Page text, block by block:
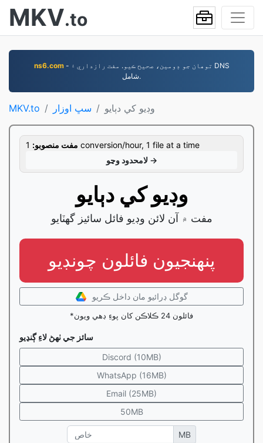
MKV.to
ns6.com- توھان جو ڊومين، صحيح ڪيو. مفت رازداري ۽ DNS
شامل.
MKV.to سڀ اوزار وڊيو کي دٻايو
مفت منصوبو: 1 conversion/hour, 1 file at a time
لامحدود وڃو →
وڊيو کي دٻايو
مفت ۾ آن لائن وڊيو فائل سائيز گھٽايو
پنھنجيون فائلون چونڊيو
گوگل ڊرائيو مان داخل ڪريو
*فائلون 24 ڪلاڪن کان پوءِ ڊهي ويون
سائز جي ٺھڻ لاءِ ڳنڍيو
Discord (10MB)
WhatsApp (16MB)
Email (25MB)
50MB
MB